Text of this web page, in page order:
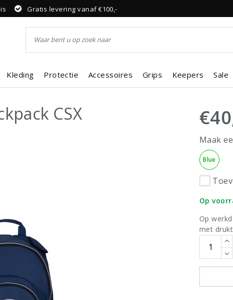
Gratis levering vanaf €100,-
Kleding Protectie Accessoires Grips Keepers Sale
CSX
Maak
Blue
Op
Op
met